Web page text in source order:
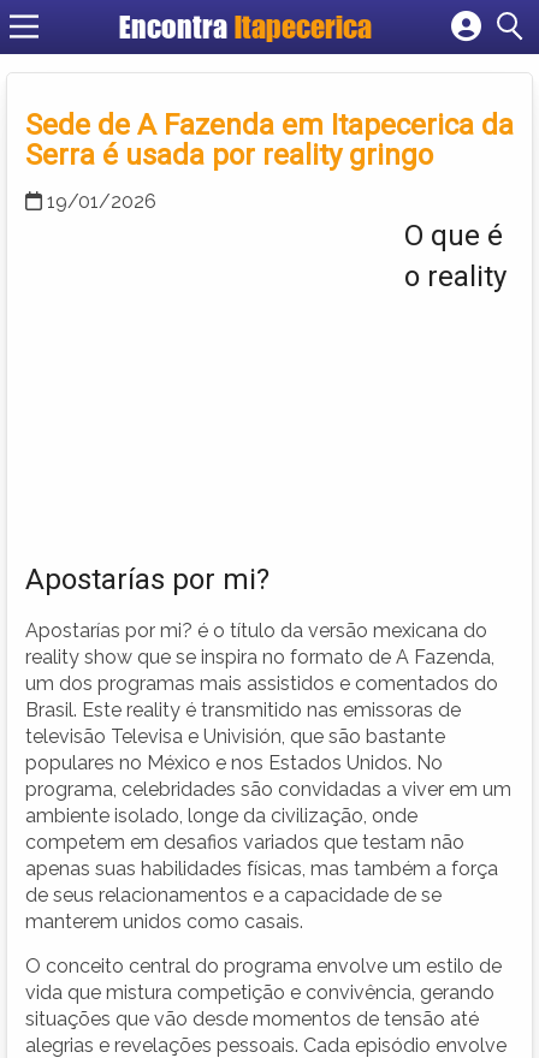
Encontra Itapecerica
Cadastrar empresa
Criar conta
Sede de A Fazenda em Itapecerica da
Serra é usada por reality gringo
19/01/2026
O que é
o reality
Apostarías por mi?
Apostarías por mi? é o título da versão mexicana do
reality show que se inspira no formato de A Fazenda,
um dos programas mais assistidos e comentados do
Brasil. Este reality é transmitido nas emissoras de
televisão Televisa e Univisión, que são bastante
populares no México e nos Estados Unidos. No
programa, celebridades são convidadas a viver em um
ambiente isolado, longe da civilização, onde
competem em desafios variados que testam não
apenas suas habilidades físicas, mas também a força
de seus relacionamentos e a capacidade de se
manterem unidos como casais.
O conceito central do programa envolve um estilo de
vida que mistura competição e convivência, gerando
situações que vão desde momentos de tensão até
alegrias e revelações pessoais. Cada episódio envolve